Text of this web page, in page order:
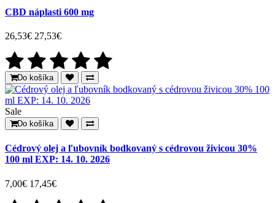
CBD náplasti 600 mg
26,53€ 27,53€
Do košíka
Sale
Do košíka
Cédrový olej a ľubovník bodkovaný s cédrovou živicou 30%
100 ml EXP: 14. 10. 2026
7,00€ 17,45€